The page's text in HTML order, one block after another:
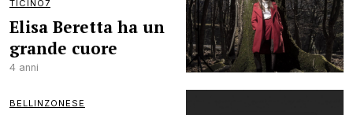
TICINO7
Elisa Beretta ha un
grande cuore
4 anni
BELLINZONESE